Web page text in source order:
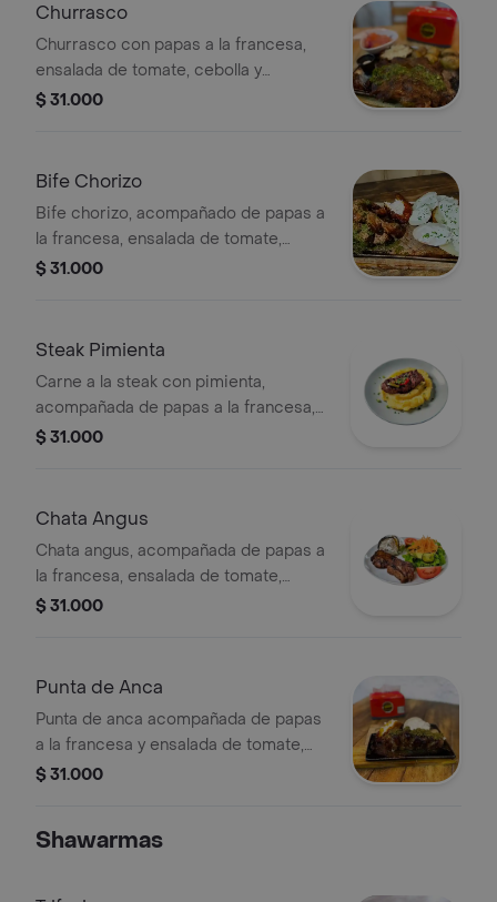
Churrasco
Churrasco con papas a la francesa,
ensalada de tomate, cebolla y
lechuga. Incluye chimichurri.
$ 31.000
Bife Chorizo
Bife chorizo, acompañado de papas a
la francesa, ensalada de tomate,
cebolla y lechuga.
$ 31.000
Steak Pimienta
Carne a la steak con pimienta,
acompañada de papas a la francesa,
ensalada de tomate, cebolla y
$ 31.000
Chata Angus
Chata angus, acompañada de papas a
la francesa, ensalada de tomate,
cebolla y lechuga.
$ 31.000
Punta de Anca
Punta de anca acompañada de papas
a la francesa y ensalada de tomate,
cebolla y lechuga.
$ 31.000
Shawarmas